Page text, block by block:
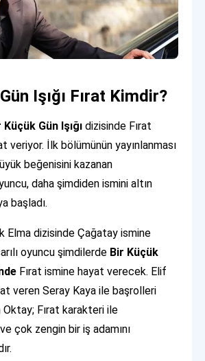
Işığı Fırat Kimdir?
Gün Işığı dizisinde Fırat
veriyor. İlk bölümünün yayınlanması
beğenisini kazanan
daha şimdiden ismini altın
başladı.
Elma dizisinde Çağatay ismine
oyuncu şimdilerde Bir Küçük
Fırat ismine hayat verecek. Elif
veren Seray Kaya ile başrolleri
Fırat karakteri ile
çok zengin bir iş adamını